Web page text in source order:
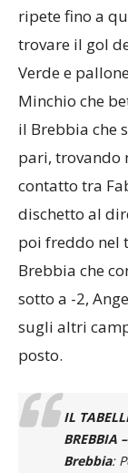
ripete fino a
trovare il gol
Verde e
Minchio che
il Brebbia che
pari, trovando
contatto tra
dischetto al
poi freddo nel
Brebbia che
sotto a -2,
sugli altri
posto.
IL
BREBBIA
Brebbia: